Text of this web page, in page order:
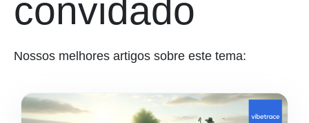
convidado
Nossos melhores artigos sobre este tema: